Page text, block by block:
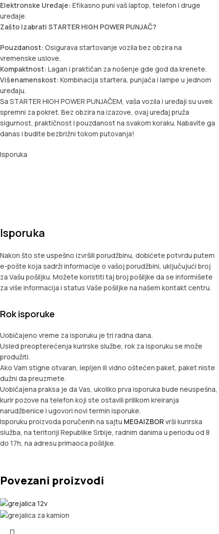
Elektronske Uređaje: Efikasno puni vaš laptop, telefon i druge
uređaje.
Zašto Izabrati STARTER HIGH POWER PUNJAČ?
Pouzdanost: Osigurava startovanje vozila bez obzira na
vremenske uslove.
Kompaktnost: Lagan i praktičan za nošenje gde god da krenete.
Višenamenskost: Kombinacija startera, punjača i lampe u jednom
uređaju.
Sa STARTER HIGH POWER PUNJAČEM, vaša vozila i uređaji su uvek
spremni za pokret. Bez obzira na izazove, ovaj uređaj pruža
sigurnost, praktičnost i pouzdanost na svakom koraku. Nabavite ga
danas i budite bezbrižni tokom putovanja!
Isporuka
Isporuka
Nakon što ste uspešno izvršili porudžbinu, dobićete potvrdu putem
e-pošte koja sadrži informacije o vašoj porudžbini, uključujući broj
za Vašu pošiljku. Možete koristiti taj broj pošiljke da se informišete
za više informacija i status Vaše pošiljke na našem kontakt centru.
Rok isporuke
Uobičajeno vreme za isporuku je tri radna dana.
Usled preopterećenja kurirske službe, rok za isporuku se može
produžiti.
Ako Vam stigne otvaran, lepljen ili vidno oštećen paket, paket niste
dužni da preuzmete.
Uobičajena praksa je da Vas, ukoliko prva isporuka bude neuspešna,
kurir pozove na telefon koji ste ostavili prilikom kreiranja
narudžbenice i ugovori novi termin isporuke.
Isporuku proizvoda poručenih na sajtu MEGAIZBORvrši kurirska
služba, na teritoriji Republike Srbije, radnim danima u periodu od 8
do 17h, na adresu primaoca pošiljke.
Povezani proizvodi